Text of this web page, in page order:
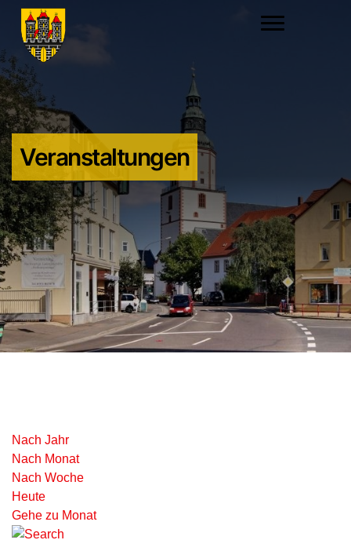
Veranstaltungen
Nach Jahr
Nach Monat
Nach Woche
Heute
Gehe zu Monat